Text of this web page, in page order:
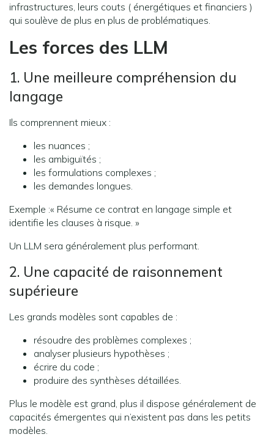
infrastructures, leurs couts ( énergétiques et financiers )
qui soulève de plus en plus de problématiques.
Les forces des LLM
1. Une meilleure compréhension du
langage
Ils comprennent mieux :
les nuances ;
les ambiguïtés ;
les formulations complexes ;
les demandes longues.
Exemple :« Résume ce contrat en langage simple et
identifie les clauses à risque. »
Un LLM sera généralement plus performant.
2. Une capacité de raisonnement
supérieure
Les grands modèles sont capables de :
résoudre des problèmes complexes ;
analyser plusieurs hypothèses ;
écrire du code ;
produire des synthèses détaillées.
Plus le modèle est grand, plus il dispose généralement de
capacités émergentes qui n’existent pas dans les petits
modèles.